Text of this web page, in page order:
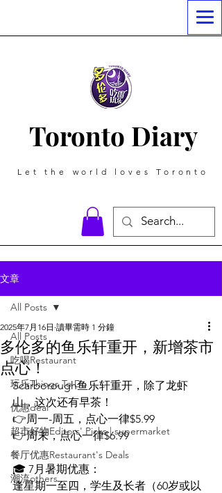
Toronto Diary
Let the world loves Toronto
文章
All Posts
吃喝Restaurant
玩乐Things To Do
优惠deal
超市好物Editors' Picks | supermarket
餐厅优惠Restaurant's Deals
潮流others
All Posts
多伦多的鱼乐轩重开，新增茶市
点心！
2025年7月16日 讀畢需時 1 分鐘
Scarborough鱼乐轩重开，除了龙虾
山，这次还有早茶！
👉周一-周五，点心一律$5.99
👉周末，点心一律$6.99
🎓 7月暑期优惠：
逢星期一至四，学生及长者（60岁或以